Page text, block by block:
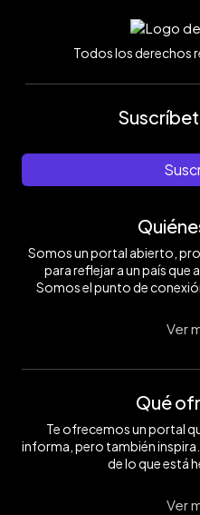
Todos los derechos
Somos un portal abierto,
para reflejar a un país que
Somos el punto de
Ver
Qué
Te ofrecemos un portal
informa, pero también
de lo que está
Ver